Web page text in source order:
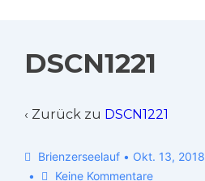
DSCN1221
‹ Zurück zu DSCN1221
Brienzerseelauf • Okt. 13, 2018
Keine Kommentare